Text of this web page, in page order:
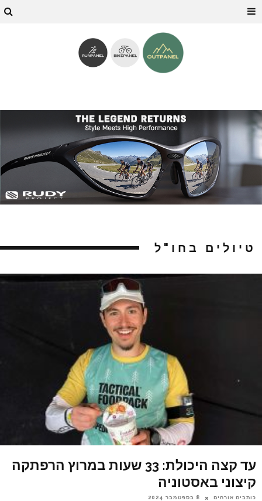
טיולים בחו"ל
עד קצה היכולת: 33 שעות במרוץ הרפתקה
קיצוני באסטוניה
כותבים אורחים 8 בספטמבר 2024